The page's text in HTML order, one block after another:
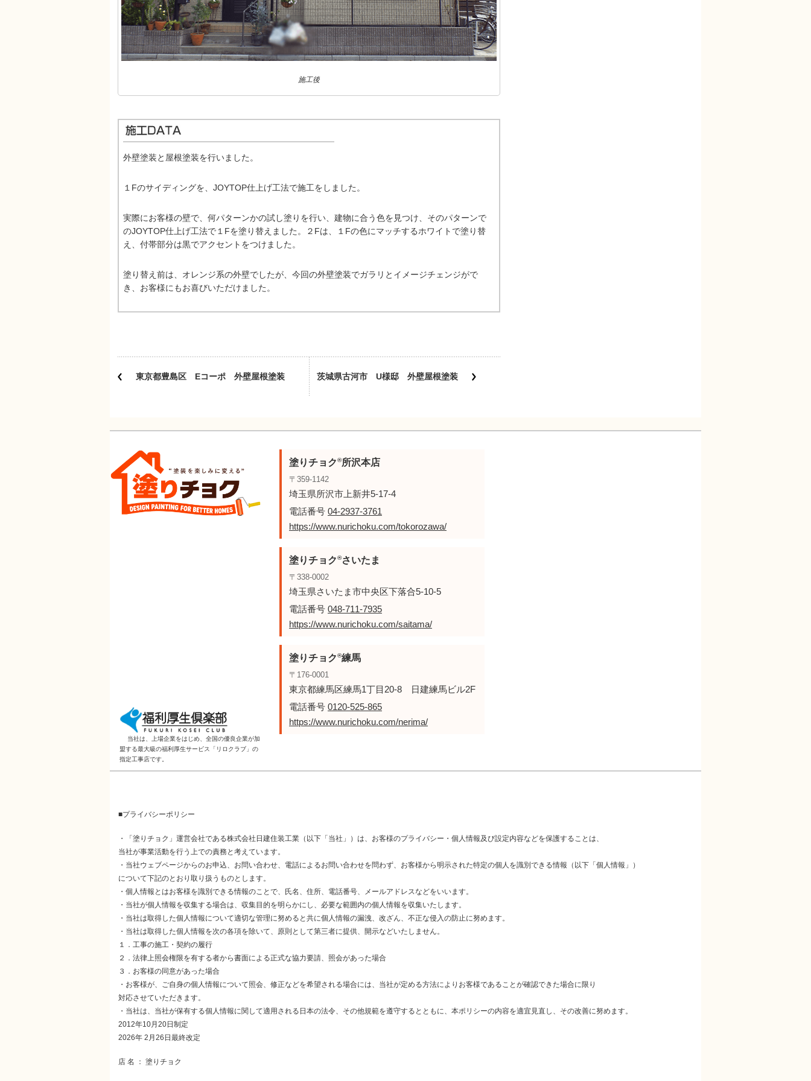
施工後
外壁塗装と屋根塗装を行いました。
１Fのサイディングを、JOYTOP仕上げ工法で施工をしました。
実際にお客様の壁で、何パターンかの試し塗りを行い、建物に合う色を見つけ、そのパターンで
のJOYTOP仕上げ工法で１Fを塗り替えました。２Fは、１Fの色にマッチするホワイトで塗り替
え、付帯部分は黒でアクセントをつけました。
塗り替え前は、オレンジ系の外壁でしたが、今回の外壁塗装でガラリとイメージチェンジがで
き、お客様にもお喜びいただけました。
東京都豊島区 Eコーポ 外壁屋根塗装 茨城県古河市 U様邸 外壁屋根塗装
塗りチョク®所沢本店
〒359-1142
埼玉県所沢市上新井5-17-4
電話番号 04-2937-3761
https://www.nurichoku.com/tokorozawa/
塗りチョク®さいたま
〒338-0002
埼玉県さいたま市中央区下落合5-10-5
電話番号 048-711-7935
https://www.nurichoku.com/saitama/
塗りチョク®練馬
〒176-0001
東京都練馬区練馬1丁目20-8 日建練馬ビル2F
電話番号 0120-525-865
https://www.nurichoku.com/nerima/
当社は、上場企業をはじめ、全国の優良企業が加
盟する最大級の福利厚生サービス「リロクラブ」の
指定工事店です。
■プライバシーポリシー
・「塗りチョク」運営会社である株式会社日建住装工業（以下「当社」）は、お客様のプライバシー・個人情報及び設定内容などを保護することは、
当社が事業活動を行う上での責務と考えています。
・当社ウェブページからのお申込、お問い合わせ、電話によるお問い合わせを問わず、お客様から明示された特定の個人を識別できる情報（以下「個人情報」）
について下記のとおり取り扱うものとします。
・個人情報とはお客様を識別できる情報のことで、氏名、住所、電話番号、メールアドレスなどをいいます。
・当社が個人情報を収集する場合は、収集目的を明らかにし、必要な範囲内の個人情報を収集いたします。
・当社は取得した個人情報について適切な管理に努めると共に個人情報の漏洩、改ざん、不正な侵入の防止に努めます。
・当社は取得した個人情報を次の各項を除いて、原則として第三者に提供、開示などいたしません。
１．工事の施工・契約の履行
２．法律上照会権限を有する者から書面による正式な協力要請、照会があった場合
３．お客様の同意があった場合
・お客様が、ご自身の個人情報について照会、修正などを希望される場合には、当社が定める方法によりお客様であることが確認できた場合に限り
対応させていただきます。
・当社は、当社が保有する個人情報に関して適用される日本の法令、その他規範を遵守するとともに、本ポリシーの内容を適宜見直し、その改善に努めます。
2012年10月20日制定
2026年 2月26日最終改定
店 名 ： 塗りチョク